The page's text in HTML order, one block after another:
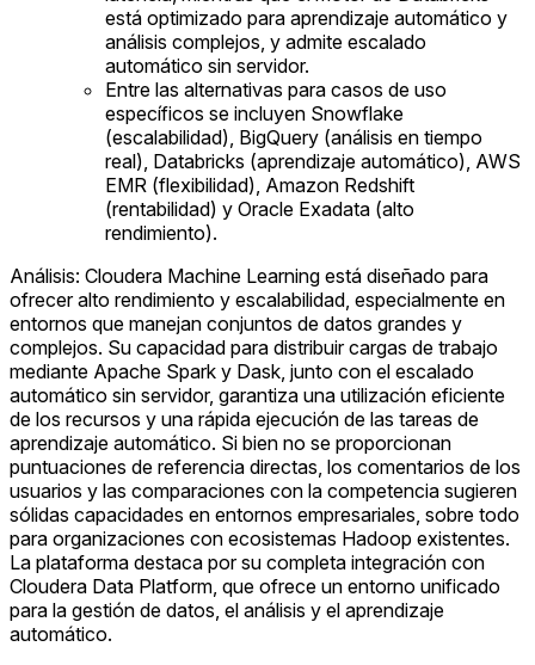
está optimizado para aprendizaje automático y
análisis complejos, y admite escalado
automático sin servidor.
Entre las alternativas para casos de uso
específicos se incluyen Snowflake
(escalabilidad), BigQuery (análisis en tiempo
real), Databricks (aprendizaje automático), AWS
EMR (flexibilidad), Amazon Redshift
(rentabilidad) y Oracle Exadata (alto
rendimiento).
Análisis: Cloudera Machine Learning está diseñado para
ofrecer alto rendimiento y escalabilidad, especialmente en
entornos que manejan conjuntos de datos grandes y
complejos. Su capacidad para distribuir cargas de trabajo
mediante Apache Spark y Dask, junto con el escalado
automático sin servidor, garantiza una utilización eficiente
de los recursos y una rápida ejecución de las tareas de
aprendizaje automático. Si bien no se proporcionan
puntuaciones de referencia directas, los comentarios de los
usuarios y las comparaciones con la competencia sugieren
sólidas capacidades en entornos empresariales, sobre todo
para organizaciones con ecosistemas Hadoop existentes.
La plataforma destaca por su completa integración con
Cloudera Data Platform, que ofrece un entorno unificado
para la gestión de datos, el análisis y el aprendizaje
automático.